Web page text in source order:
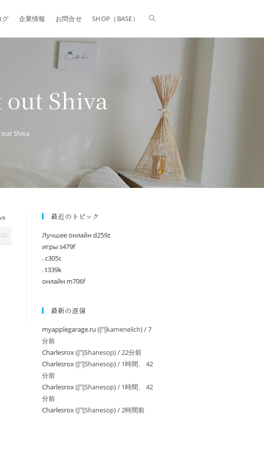
グ 企業情報 お問合せ SHOP（BASE）
Shiva
Shiva
最近のトピック
Лучшее онлайн d259z
игры s479f
. c305c
. t339k
онлайн m706f
最新の返信
myapplegarage.ru ( kamenelich) /7
分前
Charlesrox( Shanesop) /22分前
Charlesrox( Shanesop) / 1時間、 42
分前
Charlesrox( Shanesop) / 1時間、 42
分前
Charlesrox( Shanesop) /2時間前